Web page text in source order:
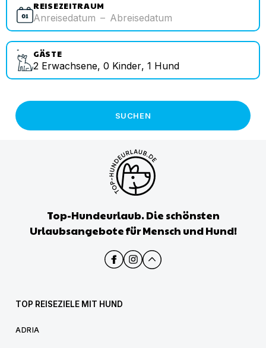
REISEZEITRAUM
Anreisedatum – Abreisedatum
GÄSTE
2 Erwachsene, 0 Kinder, 1 Hund
SUCHEN
Top-Hundeurlaub. Die schönsten
Urlaubsangebote für Mensch und Hund!
TOP REISEZIELE MIT HUND
ADRIA